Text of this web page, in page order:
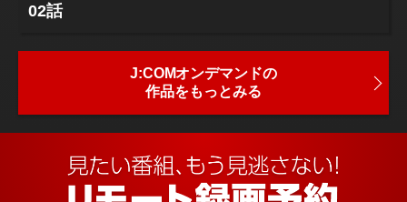
02話
J:COMオンデマンドの
作品をもっとみる